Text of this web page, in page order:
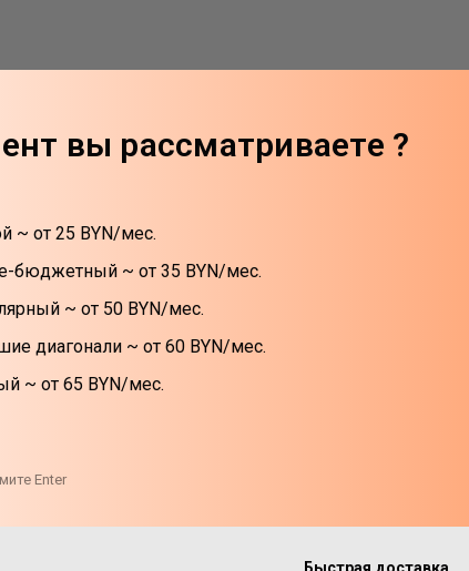
вы рассматриваете ?
~ от 25 BYN/мес.
бюджетный ~ от 35 BYN/мес.
~ от 50 BYN/мес.
диагонали ~ от 60 BYN/мес.
~ от 65 BYN/мес.
Enter